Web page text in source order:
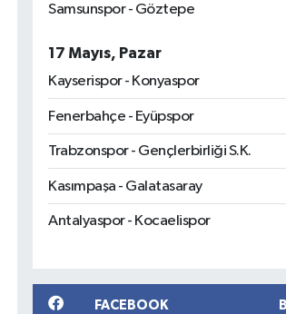
Samsunspor - Göztepe
17 Mayıs, Pazar
Kayserispor - Konyaspor
Fenerbahçe - Eyüpspor
Trabzonspor - Gençlerbirliği S.K.
Kasımpaşa - Galatasaray
Antalyaspor - Kocaelispor
FACEBOOK